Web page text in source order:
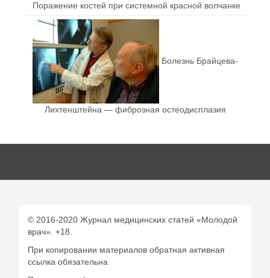
Поражение костей при системной красной волчанке
Болезнь Брайцева-
Лихтенштейна — фиброзная остеодисплазия
© 2016-2020 Журнал медицинских статей «Молодой
врач». +18.
При копировании материалов обратная активная
ссылка обязательна